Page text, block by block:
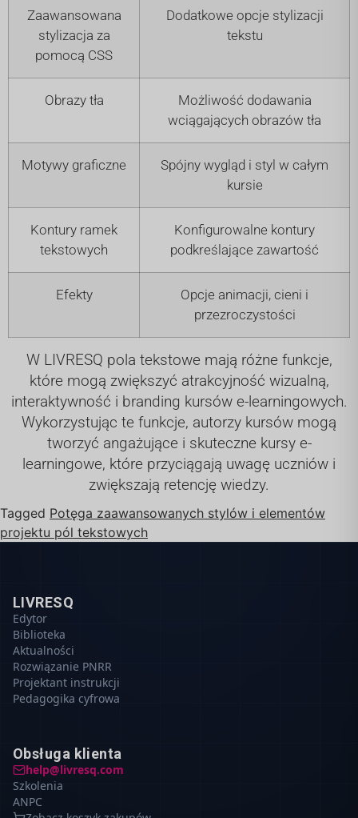
Zaawansowana
stylizacja za
pomocą CSS
Dodatkowe opcje stylizacji
tekstu
Obrazy tła
Możliwość dodawania
wciągających obrazów tła
Motywy graficzne
Spójny wygląd i styl w całym
kursie
Kontury ramek
tekstowych
Konfigurowalne kontury
podkreślające zawartość
Efekty
Opcje animacji, cieni i
przezroczystości
W LIVRESQ pola tekstowe mają różne funkcje,
które mogą zwiększyć atrakcyjność wizualną,
interaktywność i branding kursów e-learningowych.
Wykorzystując te funkcje, autorzy kursów mogą
tworzyć angażujące i skuteczne kursy e-
learningowe, które przyciągają uwagę uczniów i
zwiększają retencję wiedzy.
Tagged Potęga zaawansowanych stylów i elementów
projektu pól tekstowych
LIVRESQ
Edytor
Biblioteka
Aktualności
Rozwiązanie PNRR
Projektant instrukcji
Pedagogika cyfrowa
Obsługa klienta
help@livresq.com
Szkolenia
ANPC